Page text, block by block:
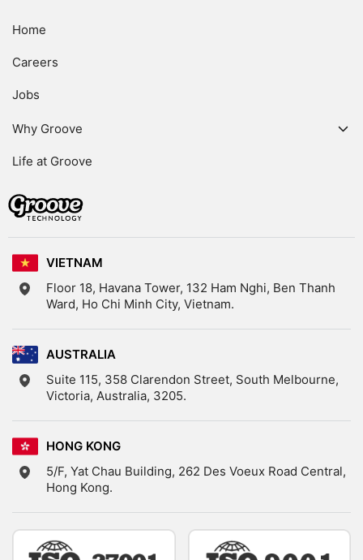
Home
Careers
Jobs
Why Groove
Employee Core Values
Junior Level
Life at Groove
VIETNAM
Floor 18, Havana Tower, 132 Ham Nghi, Ben Thanh
Ward, Ho Chi Minh City, Vietnam.
AUSTRALIA
Suite 115, 358 Clarendon Street, South Melbourne,
Victoria, Australia, 3205.
HONG KONG
5/F, Yat Chau Building, 262 Des Voeux Road Central,
Hong Kong.